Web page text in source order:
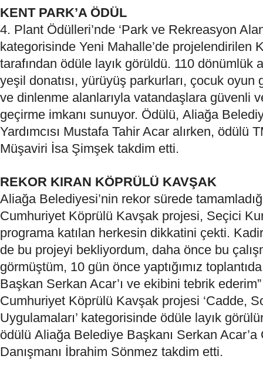
KENT PARK’A ÖDÜL
4. Plant Ödülleri’nde ‘Park ve Rekreasyon
kategorisinde Yeni Mahalle’de projelendirilen
tarafından ödüle layık görüldü. 110 dönümlük
yeşil donatısı, yürüyüş parkurları, çocuk oyun
ve dinlenme alanlarıyla vatandaşlara güvenli
geçirme imkanı sunuyor. Ödülü, Aliağa
Yardımcısı Mustafa Tahir Acar alırken, ödülü
Müşaviri İsa Şimşek takdim etti.
REKOR KIRAN KÖPRÜLÜ KAVŞAK
Aliağa Belediyesi’nin rekor sürede
Cumhuriyet Köprülü Kavşak projesi, Seçici
programa katılan herkesin dikkatini çekti.
de bu projeyi bekliyordum, daha önce bu
görmüştüm, 10 gün önce yaptığımız
Başkan Serkan Acar’ı ve ekibini tebrik
Cumhuriyet Köprülü Kavşak projesi ‘Cadde,
Uygulamaları’ kategorisinde ödüle layık
ödülü Aliağa Belediye Başkanı Serkan Acar’a
Danışmanı İbrahim Sönmez takdim etti.